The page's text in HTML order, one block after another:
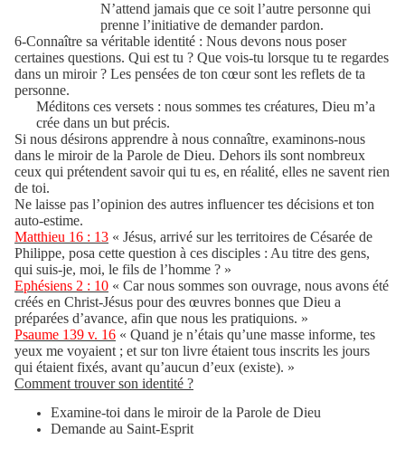
N’attend jamais que ce soit l’autre personne qui
prenne l’initiative de demander pardon.
6-Connaître sa véritable identité : Nous devons nous poser
certaines questions. Qui est tu ? Que vois-tu lorsque tu te regardes
dans un miroir ? Les pensées de ton cœur sont les reflets de ta
personne.
Méditons ces versets : nous sommes tes créatures, Dieu m’a
crée dans un but précis.
Si nous désirons apprendre à nous connaître, examinons-nous
dans le miroir de la Parole de Dieu. Dehors ils sont nombreux
ceux qui prétendent savoir qui tu es, en réalité, elles ne savent rien
de toi.
Ne laisse pas l’opinion des autres influencer tes décisions et ton
auto-estime.
Matthieu 16 : 13 « Jésus, arrivé sur les territoires de Césarée de
Philippe, posa cette question à ces disciples : Au titre des gens,
qui suis-je, moi, le fils de l’homme ? »
Ephésiens 2 : 10 « Car nous sommes son ouvrage, nous avons été
créés en Christ-Jésus pour des œuvres bonnes que Dieu a
préparées d’avance, afin que nous les pratiquions. »
Psaume 139 v. 16 « Quand je n’étais qu’une masse informe, tes
yeux me voyaient ; et sur ton livre étaient tous inscrits les jours
qui étaient fixés, avant qu’aucun d’eux (existe). »
Comment trouver son identité ?
Examine-toi dans le miroir de la Parole de Dieu
Demande au Saint-Esprit